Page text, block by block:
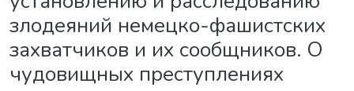
злодеяний немецко-фашистских
захватчиков и их сообщников. О
чудовищных преступлениях